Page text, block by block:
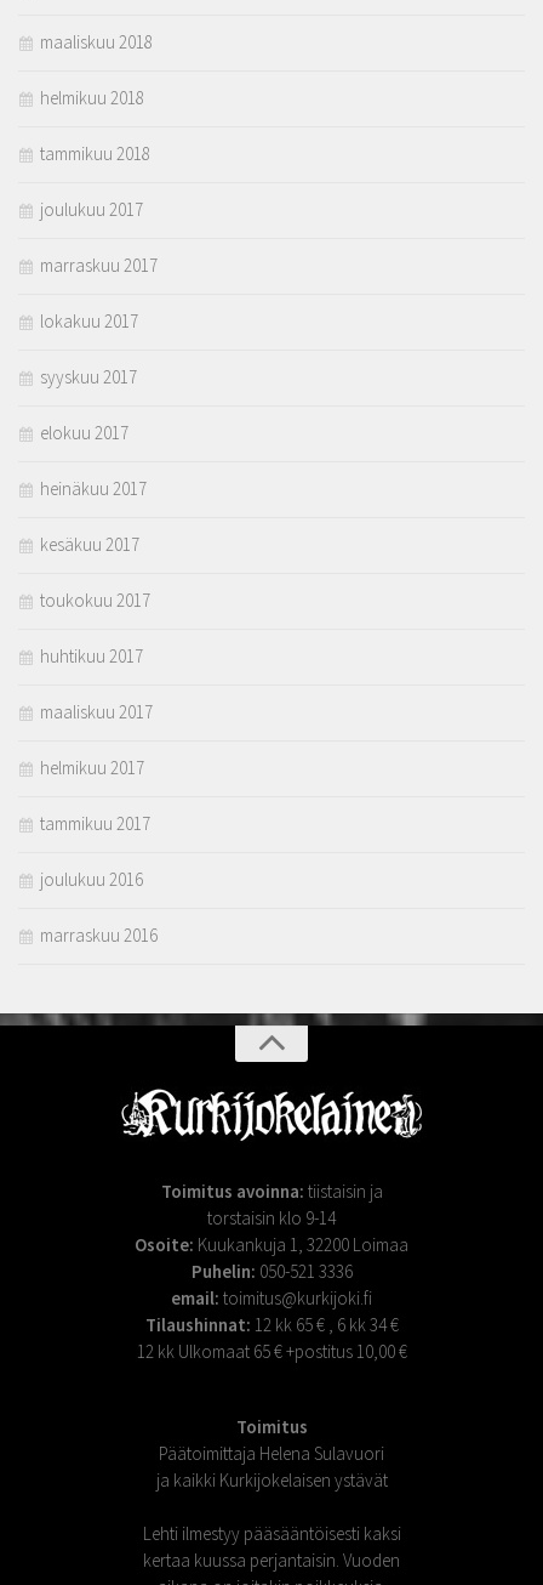
maaliskuu 2018
helmikuu 2018
tammikuu 2018
joulukuu 2017
marraskuu 2017
lokakuu 2017
syyskuu 2017
elokuu 2017
heinäkuu 2017
kesäkuu 2017
toukokuu 2017
huhtikuu 2017
maaliskuu 2017
helmikuu 2017
tammikuu 2017
joulukuu 2016
marraskuu 2016
Toimitus avoinna: tiistaisin ja
torstaisin klo 9-14
Osoite: Kuukankuja 1, 32200 Loimaa
Puhelin: 050-521 3336
email: toimitus@kurkijoki.fi
Tilaushinnat: 12 kk 65 € , 6 kk 34 €
12 kk Ulkomaat 65 € +postitus 10,00 €
Toimitus
Päätoimittaja Helena Sulavuori
ja kaikki Kurkijokelaisen ystävät
Lehti ilmestyy pääsääntöisesti kaksi
kertaa kuussa perjantaisin. Vuoden